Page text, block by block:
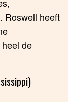
Roswell heeft
de